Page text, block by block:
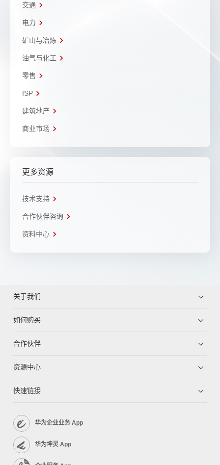
交通
电力
矿山与冶炼
油气与化工
零售
ISP
建筑地产
商业市场
更多资源
技术支持
合作伙伴咨询
资料中心
关于我们
如何购买
合作伙伴
资源中心
快速链接
华为企业业务 App
华为坤灵 App